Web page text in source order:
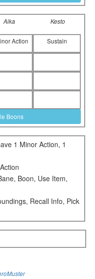
Aika Kesto
Action Sustain
Boons
1 Minor Action, 1
Boon, Use Item,
Recall Info, Pick